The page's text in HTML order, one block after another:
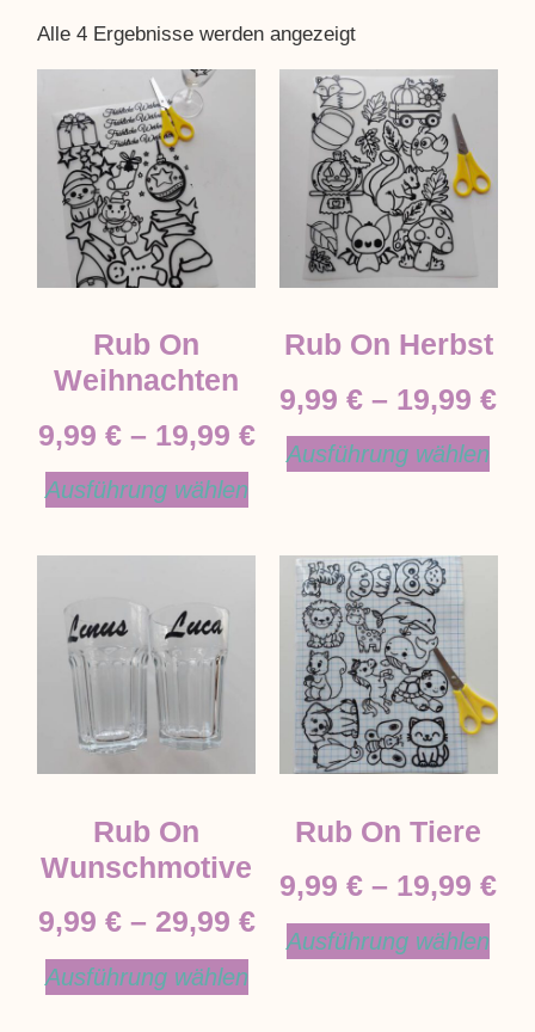
Alle 4 Ergebnisse werden angezeigt
Rub On
Weihnachten
9,99 € – 19,99 €
Ausführung wählen
Rub On Herbst
9,99€ – 19,99€
Ausführung wählen
Rub On
Wunschmotive
9,99 € – 29,99 €
Ausführung wählen
Rub On Tiere
9,99€ – 19,99€
Ausführung wählen